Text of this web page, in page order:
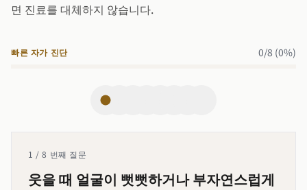
면 진료를 대체하지 않습니다.
빠른 자가 진단 0/8 (0%)
1 / 8 번째 질문
웃을 때 얼굴이 뻣뻣하거나 부자연스럽게